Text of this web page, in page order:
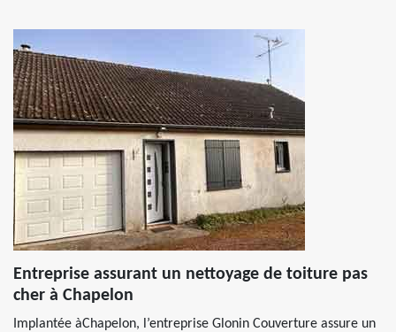
Entreprise assurant un nettoyage de toiture pas
cher à Chapelon
Implantée àChapelon, l’entreprise Glonin Couverture assure un